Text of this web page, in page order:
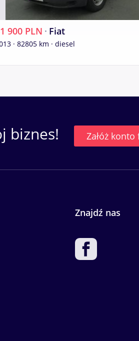
900 PLN · Fiat
· 82805 km · diesel
biznes! Załóż
Znajdź nas